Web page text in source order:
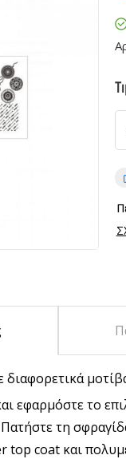
εφαρμόστε το
τη
top coat και